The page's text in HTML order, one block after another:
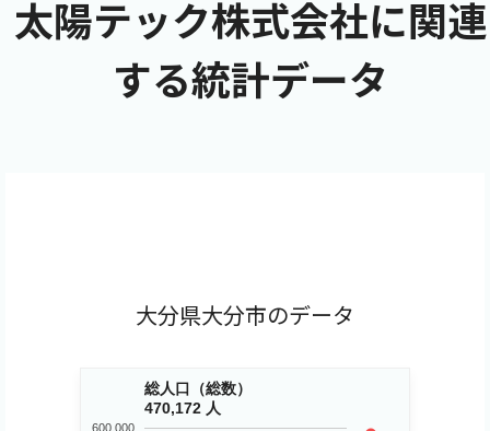
太陽テック株式会社に関連
する統計データ
大分県大分市のデータ
総人口（総数）
470,172 人